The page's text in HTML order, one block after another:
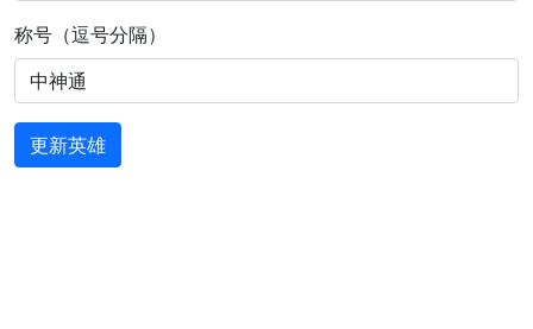
称号（逗号分隔）
更新英雄